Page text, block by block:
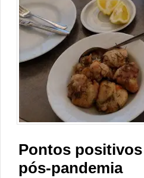
Pontos
pós-pandemia